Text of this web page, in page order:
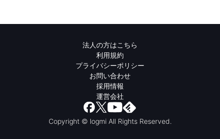
法人の方はこちら
利用規約
プライバシーポリシー
お問い合わせ
採用情報
運営会社
Copyright © logmi All Rights Reserved.